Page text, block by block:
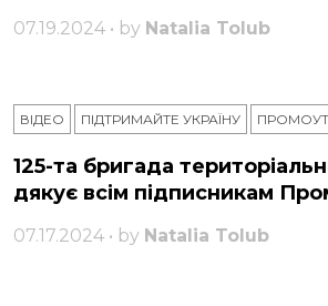
07.19.2024 • by Natalia Tolub
ВІДЕО ПІДТРИМАЙТЕ УКРАЇНУ
125-та бригада
дякує всім підписникам
07.17.2024 • by Natalia Tolub